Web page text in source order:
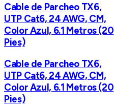
Cable de Parcheo TX6,
UTP Cat6, 24 AWG, CM,
Color Azul, 6.1 Metros (20
Pies)
Cable de Parcheo TX6,
UTP Cat6, 24 AWG, CM,
Color Azul, 6.1 Metros (20
Pies)